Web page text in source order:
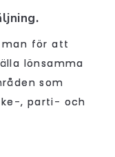
man för att
lönsamma
som
, parti- och